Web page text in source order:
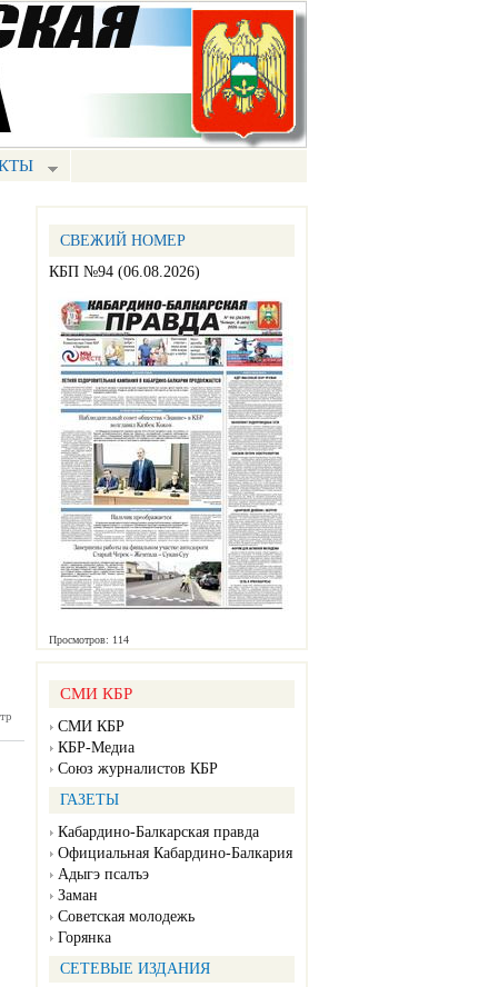
СВЕЖИЙ НОМЕР
КБП №94 (06.08.2026)
Просмотров: 114
СМИ КБР
СМИ КБР
КБР-Медиа
Союз журналистов КБР
ГАЗЕТЫ
Кабардино-Балкарская правда
Официальная Кабардино-Балкария
Адыгэ псалъэ
Заман
Советская молодежь
Горянка
СЕТЕВЫЕ ИЗДАНИЯ
№91